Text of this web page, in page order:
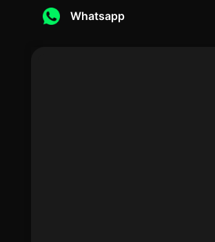
Whatsapp